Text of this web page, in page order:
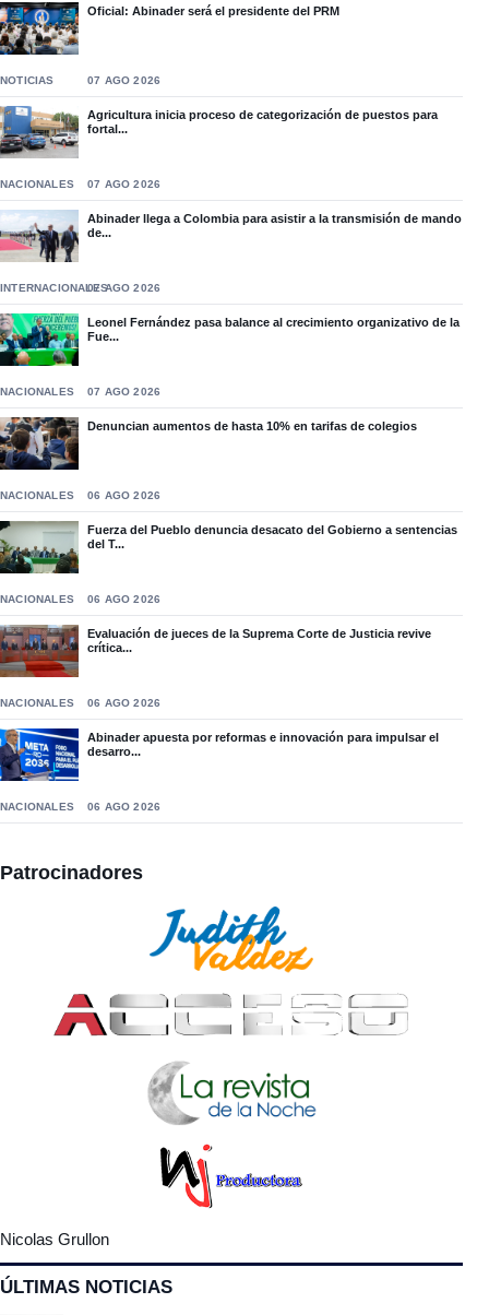
Oficial: Abinader será el presidente del PRM
NOTICIAS 07 AGO 2026
Agricultura inicia proceso de categorización de puestos para
fortal...
NACIONALES 07 AGO 2026
Abinader llega a Colombia para asistir a la transmisión de mando
de...
INTERNACIONALES07 AGO 2026
Leonel Fernández pasa balance al crecimiento organizativo de la
Fue...
NACIONALES 07 AGO 2026
Denuncian aumentos de hasta 10% en tarifas de colegios
NACIONALES 06 AGO 2026
Fuerza del Pueblo denuncia desacato del Gobierno a sentencias
del T...
NACIONALES 06 AGO 2026
Evaluación de jueces de la Suprema Corte de Justicia revive
crítica...
NACIONALES 06 AGO 2026
Abinader apuesta por reformas e innovación para impulsar el
desarro...
NACIONALES 06 AGO 2026
Patrocinadores
Nicolas Grullon
ÚLTIMAS NOTICIAS